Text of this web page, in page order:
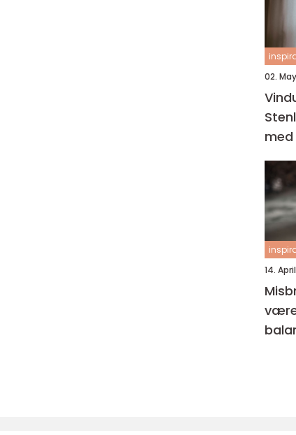
02.
14.
være vejen til et